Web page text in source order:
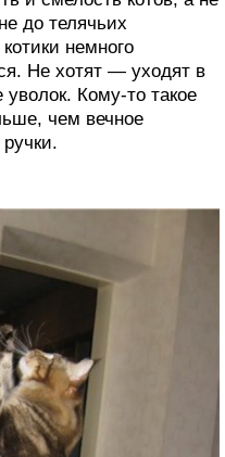
до телячьих
немного
Не хотят — уходят в
уволок. Кому-то такое
чем вечное